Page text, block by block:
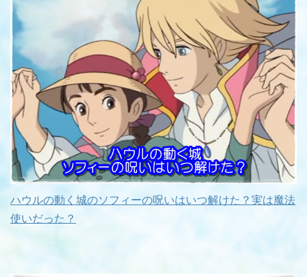
ハウルの動く城のソフィーの呪いはいつ解けた？実は魔法
使いだった？